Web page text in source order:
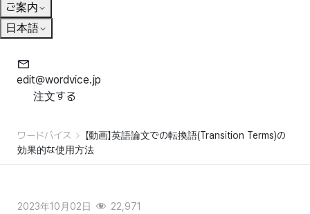
ご案内
日本語
edit@wordvice.jp
注文する
ワードバイス
【動画】英語論文での転換語(Transition Terms)の
効果的な使用方法
2023年10月02日 22,971